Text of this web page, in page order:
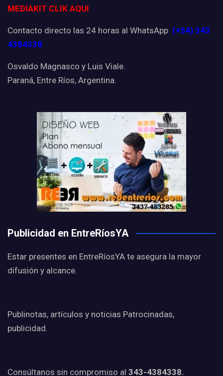
MEDIAKIT CLIK AQUI
Contacto directo las 24 horas al WhatsApp (+54) 343
4384338
Osvaldo Magnasco y Luis Viale.
Paraná, Entre Ríos, Argentina.
Publicidad en EntreRíosYA
Estar presentes en EntreRíosYA te asegura la mayor
difusión y alcance.
Publinotas, artículos y noticias Patrocinadas,
publicidad.
Consúltanos sin compromiso al 343-4384338.